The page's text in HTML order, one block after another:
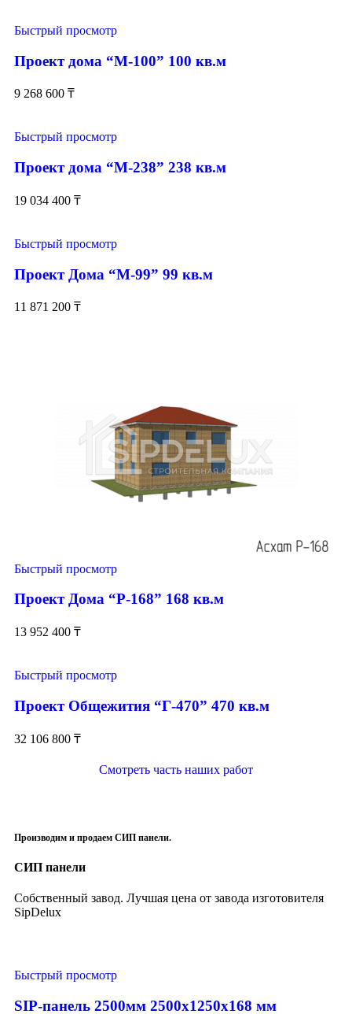
Быстрый просмотр
Проект дома “М-100” 100 кв.м
9 268 600 ₸
Быстрый просмотр
Проект дома “М-238” 238 кв.м
19 034 400 ₸
Быстрый просмотр
Проект Дома “М-99” 99 кв.м
11 871 200 ₸
Быстрый просмотр
Проект Дома “Р-168” 168 кв.м
13 952 400 ₸
Быстрый просмотр
Проект Общежития “Г-470” 470 кв.м
32 106 800 ₸
Смотреть часть наших работ
Производим и продаем СИП панели.
СИП панели
Собственный завод. Лучшая цена от завода изготовителя
SipDelux
Быстрый просмотр
SIP-панель 2500мм 2500x1250x168 мм